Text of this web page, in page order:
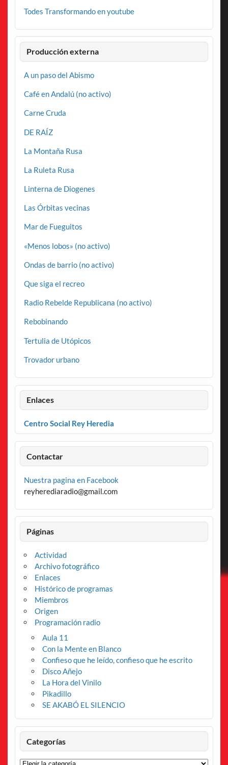
Todes Transformando en youtube
Producción externa
A un paso del Abismo
Café en Andalú (no activo)
Carne Cruda
DE RAÍZ
La Montaña Rusa
La Ruleta Rusa
Linterna de Diogenes
Las Órbitas vecinas
Mar de Fueguitos
«Menos lobos» (no activo)
Ondas de barrio (no activo)
Que siga el recreo
Radio Rebelde Republicana (no activo)
Rebobinando
Tertulia de Utópicos
Trovador urbano
Enlaces
Centro Social Rey Heredia
Contactar
Nuestra pagina en Facebook
reyherediaradio@gmail.com
Páginas
Actividad
Archivo fotográfico
Enlaces
Histórico de programas
Miembros
Origen
Programación radio
Aula 11
Con la Mente en Blanco
Confieso que he leído, confieso que he escrito
Disco Añejo
La Hora del Vinilo
Pikadillo
SE AKABÓ EL SILENCIO
Categorías
Categorías